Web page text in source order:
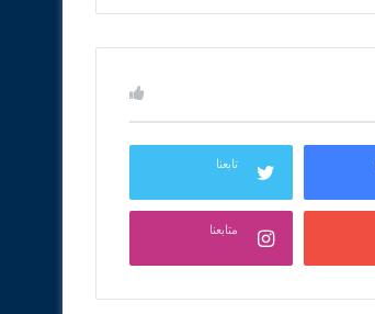
تابعنا
متابعنا